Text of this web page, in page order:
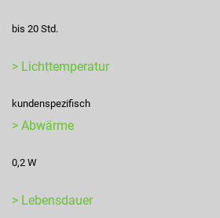
bis 20 Std.
> Lichttemperatur
kundenspezifisch
> Abwärme
0,2 W
> Lebensdauer